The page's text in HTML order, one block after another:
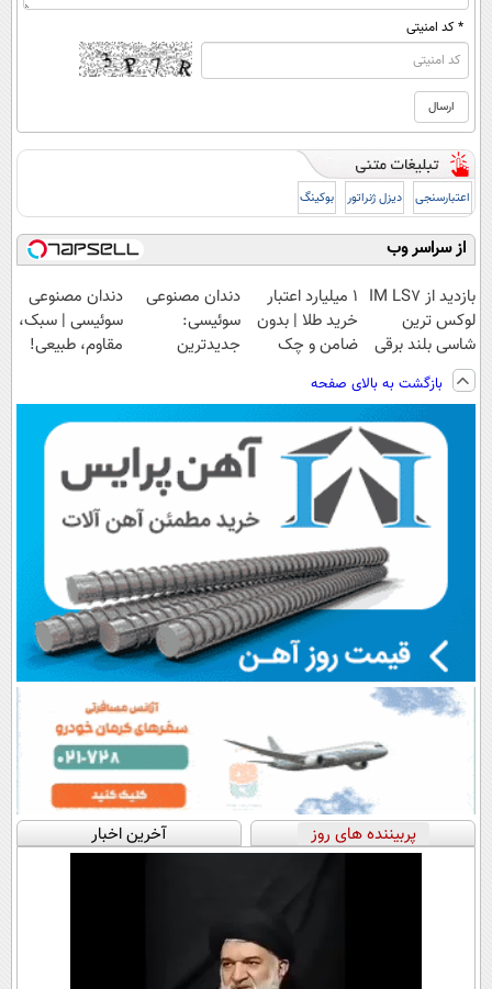
* کد امنیتی
اعتبارسنجی دیزل ژنراتور بوکینگ
از سراسر وب
بازدید از IM LS7
لوکس ترین
شاسی بلند برقی
ایران در باشگاه
انقلاب
۱ میلیارد اعتبار
خرید طلا | بدون
ضامن و چک
دندان مصنوعی
سوئیسی:
جدیدترین
پرداخت قسطی
دندان مصنوعی
سوئیسی | سبک،
مقاوم، طبیعی!
اقساطی😍
بازگشت به بالای صفحه
پربیننده های روز آخرین اخبار